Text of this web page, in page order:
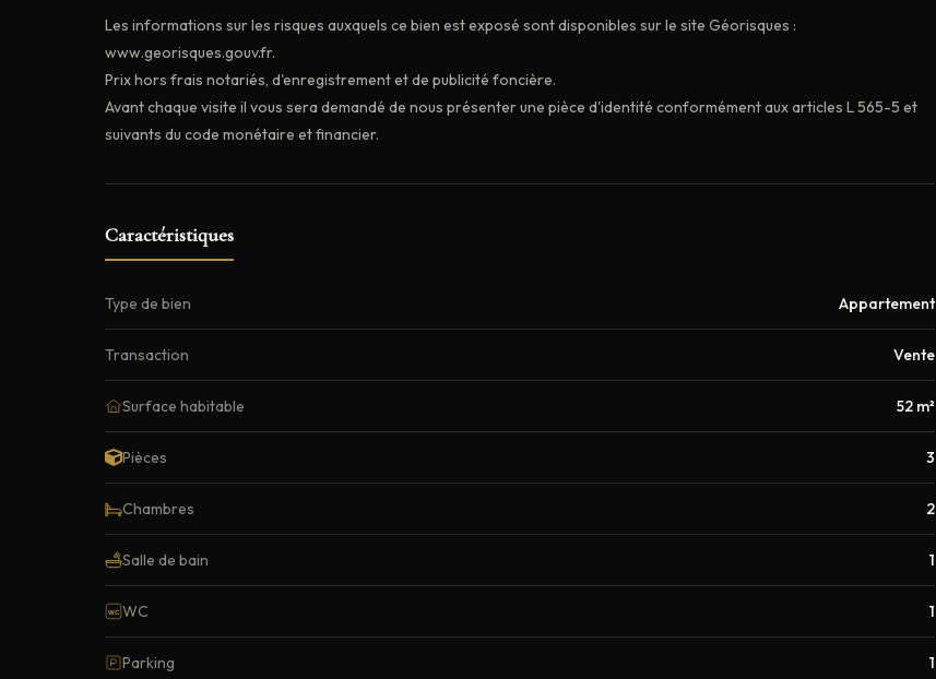
Les informations sur les risques auxquels ce bien est exposé sont disponibles sur le site Géorisques :
www.georisques.gouv.fr.
Prix hors frais notariés, d'enregistrement et de publicité foncière.
Avant chaque visite il vous sera demandé de nous présenter une pièce d'identité conformément aux articles L 565-5 et
suivants du code monétaire et financier.
Caractéristiques
Type de bien Appartement
Transaction Vente
Surface habitable 52 m²
Pièces 3
Chambres 2
Salle de bain 1
WC WC 1
Parking 1